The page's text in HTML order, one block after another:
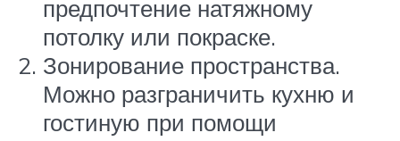
предпочтение натяжному
потолку или покраске.
Зонирование пространства.
Можно разграничить кухню и
гостиную при помощи